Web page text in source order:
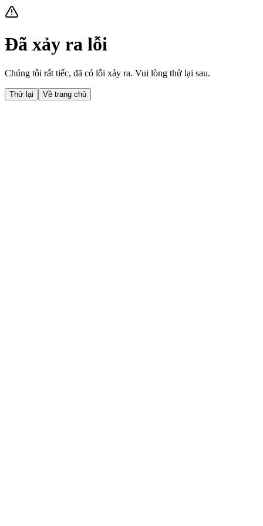
Đã xảy ra lỗi
Chúng tôi rất tiếc, đã có lỗi xảy ra. Vui lòng thử lại sau.
Thử lại Về trang chủ